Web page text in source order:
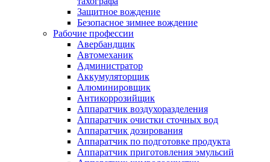
Защитное вождение
Безопасное зимнее вождение
Рабочие профессии
Авербандщик
Автомеханик
Администратор
Аккумуляторщик
Алюминировщик
Антикоррозийщик
Аппаратчик воздухоразделения
Аппаратчик очистки сточных вод
Аппаратчик дозирования
Аппаратчик по подготовке продукта
Аппаратчик приготовления эмульсий